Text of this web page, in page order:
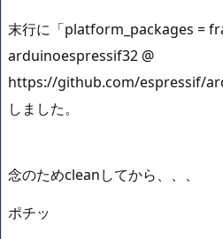
末行に「platform_packages =
arduinoespressif32 @
https://github.com/espressif/
しました。
念のためcleanしてから、、、
ポチッ